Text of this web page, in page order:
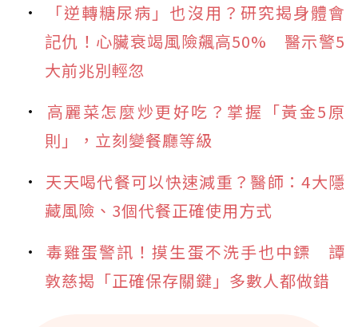
「逆轉糖尿病」也沒用？研究揭身體會
記仇！心臟衰竭風險飆高50% 醫示警5
大前兆別輕忽
高麗菜怎麼炒更好吃？掌握「黃金5原
則」，立刻變餐廳等級
天天喝代餐可以快速減重？醫師：4大隱
藏風險、3個代餐正確使用方式
毒雞蛋警訊！摸生蛋不洗手也中鏢 譚
敦慈揭「正確保存關鍵」多數人都做錯